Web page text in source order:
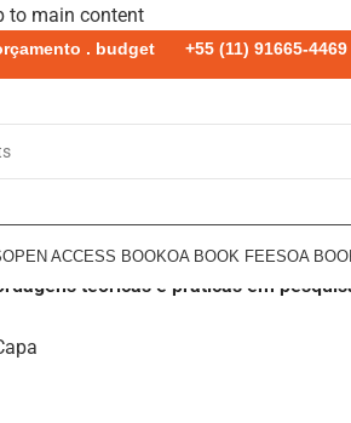
to main content
. budget +55 (11) 91665-
OPEN ACCESS BOOKOA BOOK FEESOA
teóricas e práticas em